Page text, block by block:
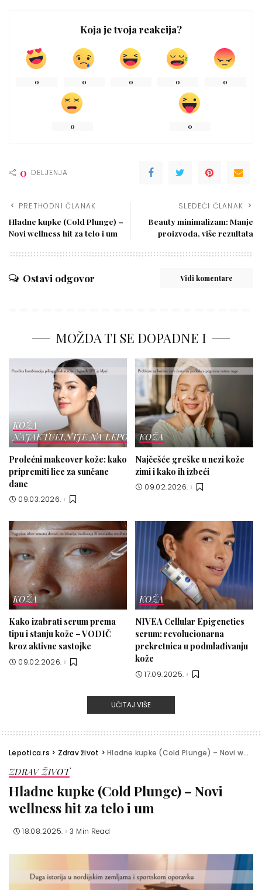
Koja je tvoja reakcija?
0 0 0 0 0
0 0
0 DELJENJA
PRETHODNI ČLANAK
Hladne kupke (Cold Plunge) –
Novi wellness hit za telo i um
SLEDEĆI ČLANAK
Beauty minimalizam: Manje
proizvoda, više rezultata
Ostavi odgovor Vidi komentare
MOŽDA TI SE DOPADNE I
KOŽA
NAJAKTUELNIJE NA LEPOTICI
Prolećni makeover kože: kako
pripremiti lice za sunčane
dane
09.03.2026.
KOŽA
Najčešće greške u nezi kože
zimi i kako ih izbeći
09.02.2026.
KOŽA
Kako izabrati serum prema
tipu i stanju kože – VODIČ
kroz aktivne sastojke
09.02.2026.
KOŽA
NIVEA Cellular Epigenetics
serum: revolucionarna
prekretnica u podmlađivanju
kože
17.09.2025.
UČITAJ VIŠE
Lepotica.rs > Zdrav život >Hladne kupke (Cold Plunge) – Novi wellness hit za telo i um
ZDRAV ŽIVOT
Hladne kupke (Cold Plunge) – Novi
wellness hit za telo i um
18.08.2025. 3 Min Read